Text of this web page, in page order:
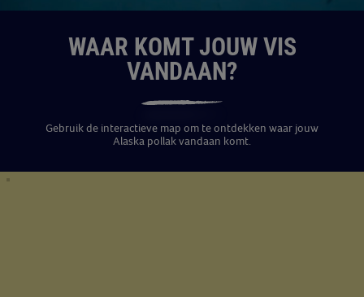
WAAR KOMT JOUW VIS
VANDAAN?
Gebruik de interactieve map om te ontdekken waar jouw
Alaska pollak vandaan komt.